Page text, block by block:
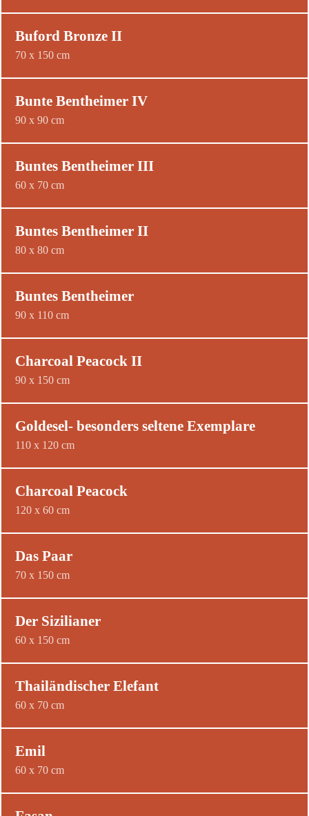
Buford Bronze II
70 x 150 cm
Bunte Bentheimer IV
90 x 90 cm
Buntes Bentheimer III
60 x 70 cm
Buntes Bentheimer II
80 x 80 cm
Buntes Bentheimer
90 x 110 cm
Charcoal Peacock II
90 x 150 cm
Goldesel- besonders seltene Exemplare
110 x 120 cm
Charcoal Peacock
120 x 60 cm
Das Paar
70 x 150 cm
Der Sizilianer
60 x 150 cm
Thailändischer Elefant
60 x 70 cm
Emil
60 x 70 cm